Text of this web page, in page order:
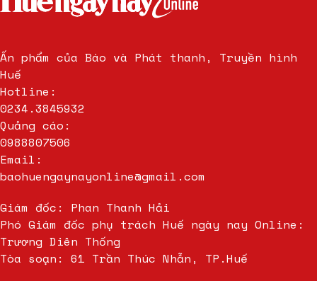
Ấn phẩm của Báo và Phát thanh, Truyền hình
Huế
Hotline:
0234.3845932
Quảng cáo:
0988807506
Email:
baohuengaynayonline@gmail.com
Giám đốc: Phan Thanh Hải
Phó Giám đốc phụ trách Huế ngày nay Online:
Trương Diên Thống
Tòa soạn: 61 Trần Thúc Nhẫn, TP.Huế